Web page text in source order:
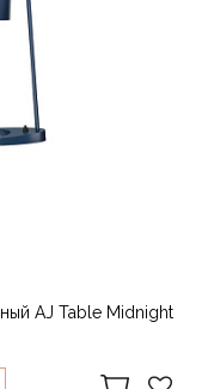
AJ Table Midnight